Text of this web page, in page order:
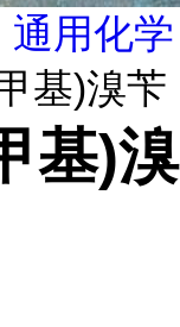
通用化学
基)溴苄
基)溴